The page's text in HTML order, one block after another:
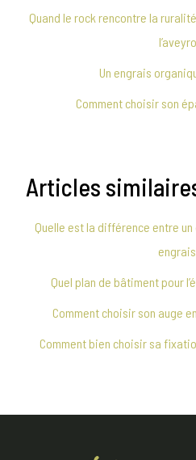
Quand le rock rencontre la
Un engrais
Comment choisir son
Articles
Quelle est la différence entre
Quel plan de bâtiment pour
Comment choisir son auge
Comment bien choisir sa